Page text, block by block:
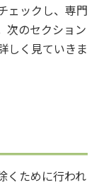
ェックし、専門
次のセクション
しく見ていきま
くために行われ